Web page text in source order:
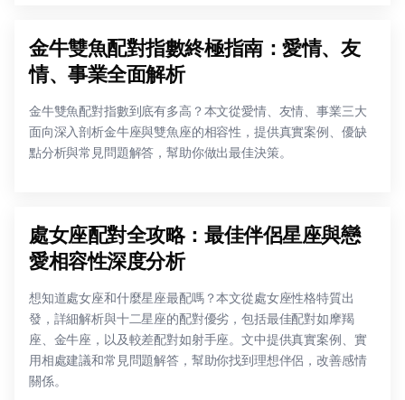
金牛雙魚配對指數終極指南：愛情、友
情、事業全面解析
金牛雙魚配對指數到底有多高？本文從愛情、友情、事業三大
面向深入剖析金牛座與雙魚座的相容性，提供真實案例、優缺
點分析與常見問題解答，幫助你做出最佳決策。
處女座配對全攻略：最佳伴侶星座與戀
愛相容性深度分析
想知道處女座和什麼星座最配嗎？本文從處女座性格特質出
發，詳細解析與十二星座的配對優劣，包括最佳配對如摩羯
座、金牛座，以及較差配對如射手座。文中提供真實案例、實
用相處建議和常見問題解答，幫助你找到理想伴侶，改善感情
關係。